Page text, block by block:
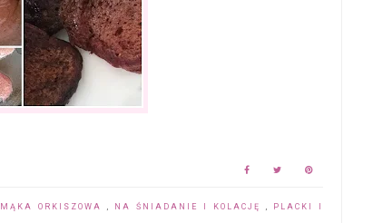
MĄKA ORKISZOWA NA ŚNIADANIE I KOLACJĘ
PLACKI I